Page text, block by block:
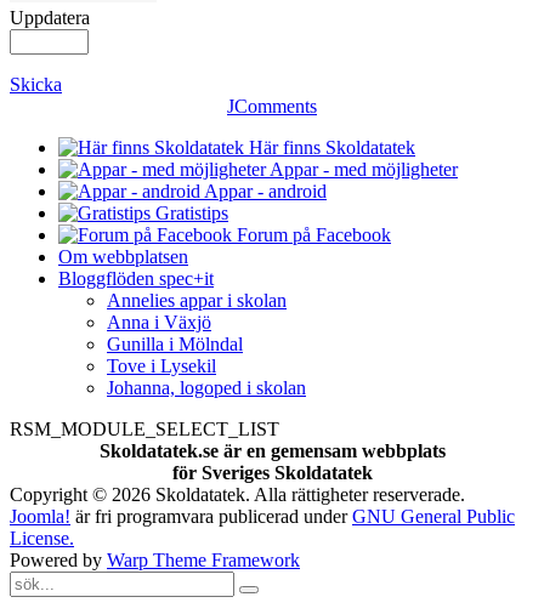
Uppdatera
Skicka
JComments
Här finns Skoldatatek
Appar - med möjligheter
Appar - android
Gratistips
Forum på Facebook
Om webbplatsen
Bloggflöden spec+it
Annelies appar i skolan
Anna i Växjö
Gunilla i Mölndal
Tove i Lysekil
Johanna, logoped i skolan
RSM_MODULE_SELECT_LIST
Skoldatatek.se är en gemensam webbplats
för Sveriges Skoldatatek
Copyright © 2026 Skoldatatek. Alla rättigheter reserverade.
Joomla! är fri programvara publicerad underGNU General Public
License.
Powered by Warp Theme Framework